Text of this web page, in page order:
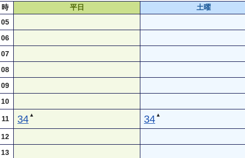
時 平日 土曜
05
06
07
08
09
10
11 34 ▲ 34 ▲
12
13